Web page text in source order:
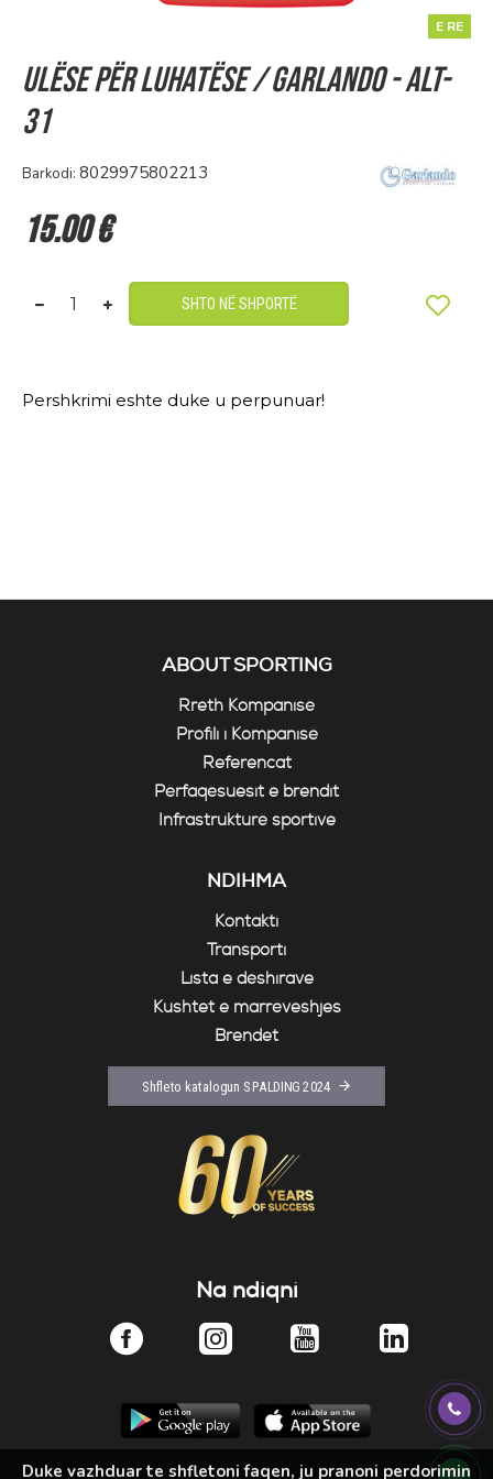
E RE
Ulëse për luhatëse / Garlando - ALT-
31
Barkodi: 8029975802213
15.00 €
SHTO NË SHPORTË
Pershkrimi eshte duke u perpunuar!
ABOUT SPORTING
Rreth Kompanisë
Profili i Kompanisë
Referencat
Përfaqësuesit e brendit
Infrastrukturë sportive
NDIHMA
Kontakti
Transporti
Lista e dëshirave
Kushtet e marrëveshjes
Brendet
Shfleto katalogun SPALDING 2024
Na ndiqni
Duke vazhduar te shfletoni faqen, ju pranoni perdorimin